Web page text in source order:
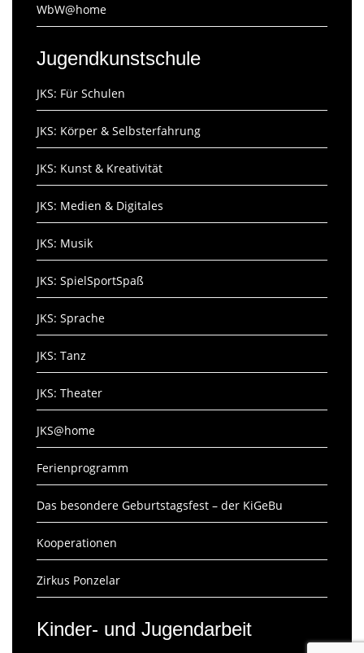
WbW@home
Jugendkunstschule
JKS: Für Schulen
JKS: Körper & Selbsterfahrung
JKS: Kunst & Kreativität
JKS: Medien & Digitales
JKS: Musik
JKS: SpielSportSpaß
JKS: Sprache
JKS: Tanz
JKS: Theater
JKS@home
Ferienprogramm
Das besondere Geburtstagsfest – der KiGeBu
Kooperationen
Zirkus Ponzelar
Kinder- und Jugendarbeit